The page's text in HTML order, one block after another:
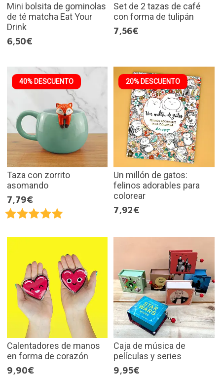
Mini bolsita de gominolas
de té matcha Eat Your
Drink
6,50€
Set de 2 tazas de café
con forma de tulipán
7,56€
40% DESCUENTO
Taza con zorrito
asomando
7,79€
20% DESCUENTO
Un millón de gatos:
felinos adorables para
colorear
7,92€
Calentadores de manos
en forma de corazón
9,90€
Caja de música de
películas y series
9,95€